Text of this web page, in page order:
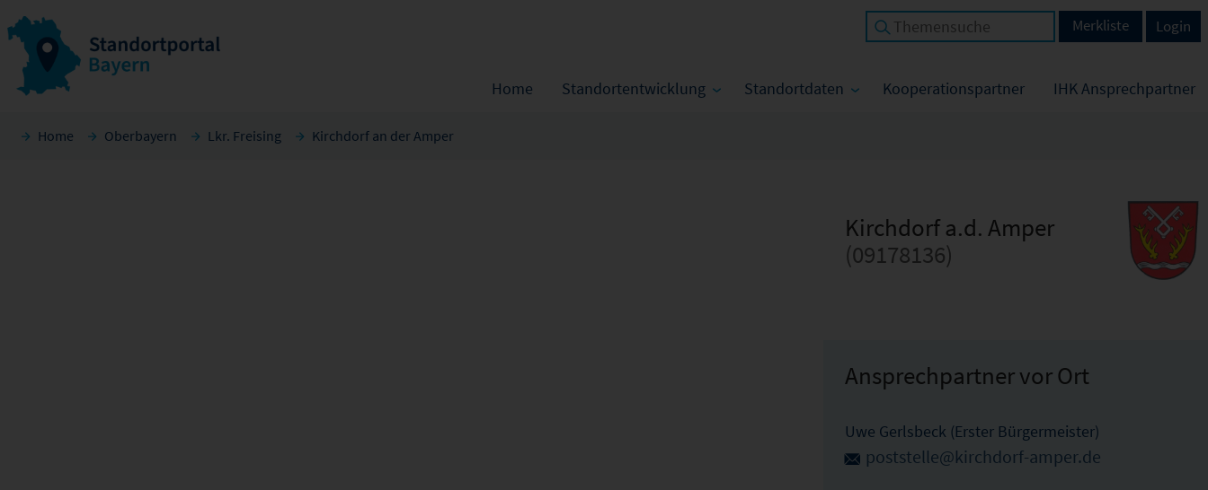
Home Standortentwicklung Standortdaten Kooperationspartner IHK Ansprechpartner
Login
Merkliste
Home Oberbayern Lkr. Freising Kirchdorf an der Amper
Kirchdorf a.d. Amper
(09178136)
Ansprechpartner vor Ort
Uwe Gerlsbeck (Erster Bürgermeister)
poststelle@kirchdorf-amper.de